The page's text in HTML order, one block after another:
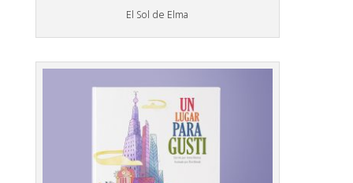
El Sol de Elma